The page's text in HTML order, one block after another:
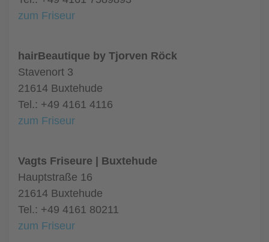
zum Friseur
hairBeautique by Tjorven Röck
Stavenort 3
21614 Buxtehude
Tel.: +49 4161 4116
zum Friseur
Vagts Friseure | Buxtehude
Hauptstraße 16
21614 Buxtehude
Tel.: +49 4161 80211
zum Friseur